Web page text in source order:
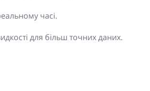
часі.
для більш точних даних.